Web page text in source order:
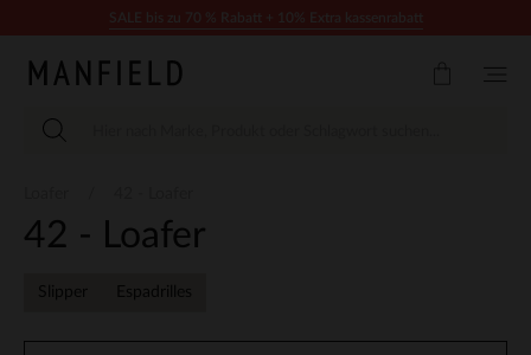
42 - Loafer
Slipper Espadrilles